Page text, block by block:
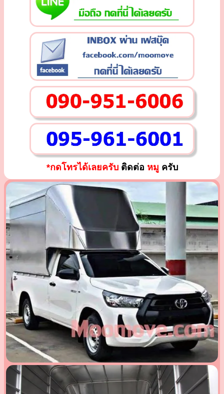
*กดโทรได้เลยครับติดต่อ หมู ครับ